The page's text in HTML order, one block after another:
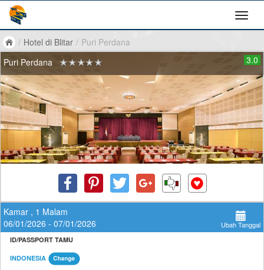
/ Hotel di Blitar / Puri Perdana
Puri Perdana
3.0
Kamar , 1 Malam
06/01/2026 - 07/01/2026
Ubah Tanggal
ID/PASSPORT TAMU
INDONESIA